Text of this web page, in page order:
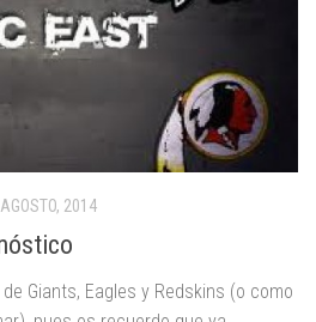
2014
Giants, Eagles y Redskins (o como